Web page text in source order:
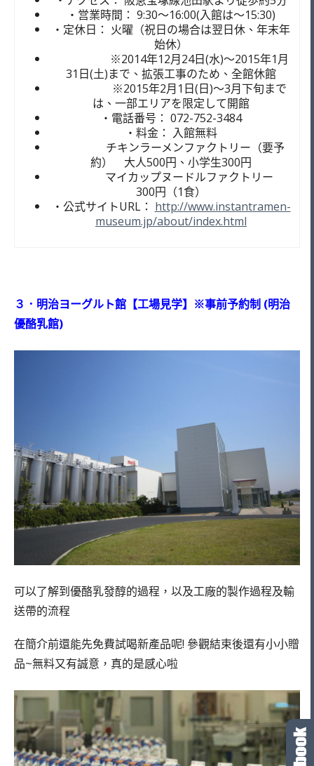
・営業時間： 9:30～16:00(入館は～15:30)
・定休日： 火曜（祝日の場合は翌日休、年末年
始休）
※2014年12月24日(水)～2015年1月
31日(土)まで、拡張工事のため、全館休館
※2015年2月1日(日)～3月下旬まで
は、一部エリアを限定して開館
・電話番号： 072-752-3484
・料金： 入館無料
チキンラーメンファクトリー（要予
約） 大人500円、小学生300円
マイカップヌードルファクトリー
300円（1食）
・公式サイトURL： http://www.instantramen-
museum.jp/about/index.html
３．明治ヨーグルト館【工場見学】※事前予約制 (明治
優酪乳館)
可以了解到優酪乳發醇的過程，以及工廠的製作過程及輸
送帶的流程
在簡介前還能先免費試喝新產品呢! 參觀結束後還有小小贈
品~無料又有誠意，真的是感心啦